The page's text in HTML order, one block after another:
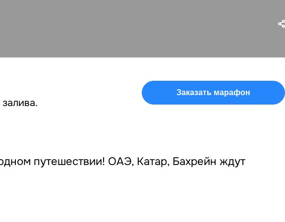
Заказать марафон
путешествии! ОАЭ, Катар, Бахрейн ждут